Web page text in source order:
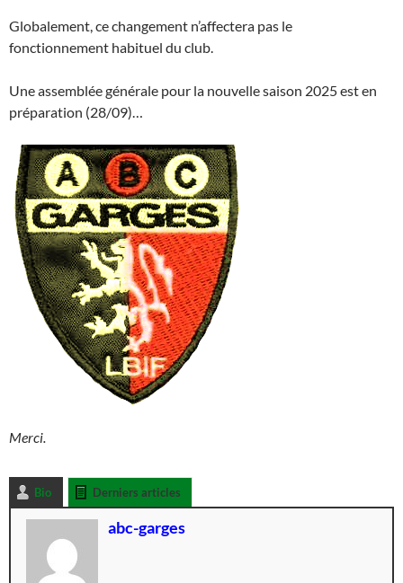
Globalement, ce changement n’affectera pas le
fonctionnement habituel du club.
Une assemblée générale pour la nouvelle saison 2025 est en
préparation (28/09)…
Merci.
Bio Derniers articles
abc-garges